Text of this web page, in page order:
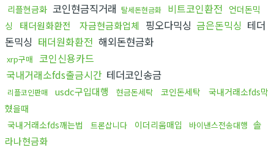
리플현금화 코인현금직거래 탈세돈현금화 비트코인환전 언더돈믹
싱
태더원화환전 자금현금화업체 핑오다믹싱 금은돈믹싱 테더
돈믹싱 태더원화환전 해외돈현금화
xrp구매 코인신용카드
국내거래소fds출금시간 테더코인송금
리플코인판매 usdc구입대행 현금돈세탁 코인돈세탁
국내거래소fds막
혔을때
국내거래소fds깨는법
트론삽니다 이더리움매입 바이낸스전송대행 솔
라나현금화